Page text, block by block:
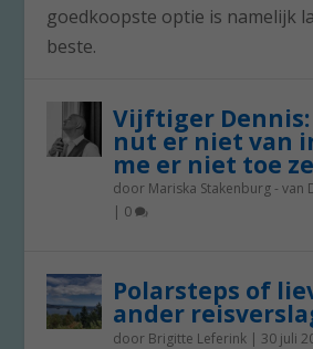
goedkoopste optie is namelijk
beste.
Vijftiger Dennis:
nut er niet van
me er niet toe
door Mariska Stakenburg - van
| 0
Polarsteps of
ander
door Brigitte Leferink | 30 juli